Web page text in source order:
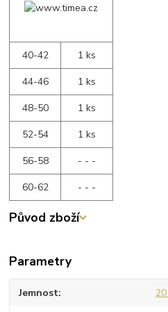
40-42
1 ks
44-46
1 ks
48-50
1 ks
52-54
1 ks
56-58
- - -
60-62
- - -
Původ zboží
Parametry
Jemnost